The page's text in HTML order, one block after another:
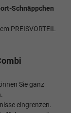
Schnäppchen
PREISVORTEIL
Sie ganz
eingrenzen.